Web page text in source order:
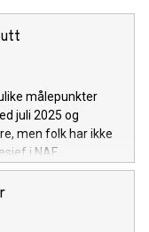
målepunkter
juli 2025 og
men folk har ikke
i NAF.